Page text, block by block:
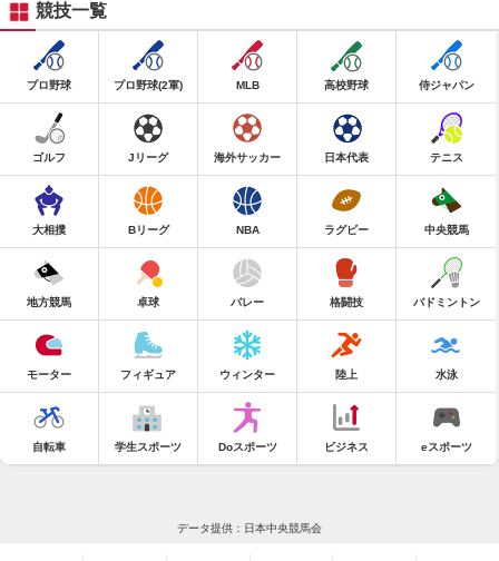
競技一覧
プロ野球 プロ野球(2軍) MLB 高校野球 侍ジャパン
ゴルフ Jリーグ 海外サッカー 日本代表 テニス
大相撲 Bリーグ NBA ラグビー 中央競馬
地方競馬 卓球 バレー 格闘技 バドミントン
モーター フィギュア ウィンター 陸上 水泳
自転車 学生スポーツ Doスポーツ ビジネス eスポーツ
データ提供：日本中央競馬会